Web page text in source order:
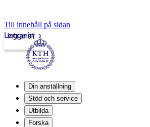
Till innehåll på sidan
Intranät
Logga in
Din anställning
Stöd och service
Utbilda
Forska